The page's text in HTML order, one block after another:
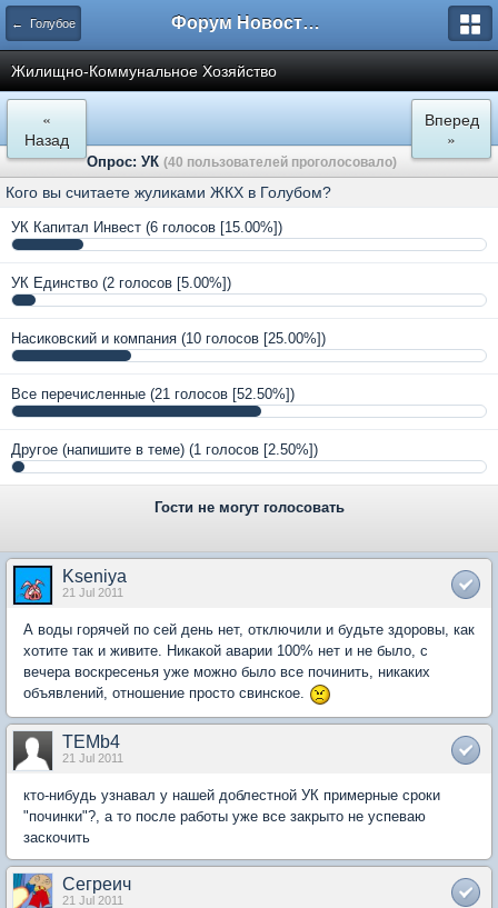
← Голубое Форум Новостройки
Жилищно-Коммунальное Хозяйство
«
Назад
Вперед
»
Опрос: УК (40 пользователей проголосовало)
Кого вы считаете жуликами ЖКХ в Голубом?
УК Капитал Инвест (6 голосов [15.00%])
УК Единство (2 голосов [5.00%])
Насиковский и компания (10 голосов [25.00%])
Все перечисленные (21 голосов [52.50%])
Другое (напишите в теме) (1 голосов [2.50%])
Гости не могут голосовать
Kseniya
21 Jul 2011
А воды горячей по сей день нет, отключили и будьте здоровы, как
хотите так и живите. Никакой аварии 100% нет и не было, с
вечера воскресенья уже можно было все починить, никаких
объявлений, отношение просто свинское.
TEMb4
21 Jul 2011
кто-нибудь узнавал у нашей доблестной УК примерные сроки
"починки"?, а то после работы уже все закрыто не успеваю
заскочить
Сегреич
21 Jul 2011